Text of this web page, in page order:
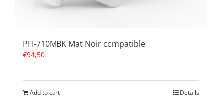
PFI-710MBK Mat Noir compatible
€94,50
Add to cart Details